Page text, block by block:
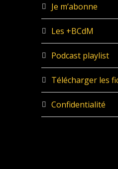
Je m’abonne
Les +BCdM
Podcast playlist
Télécharger les
Confidentialité